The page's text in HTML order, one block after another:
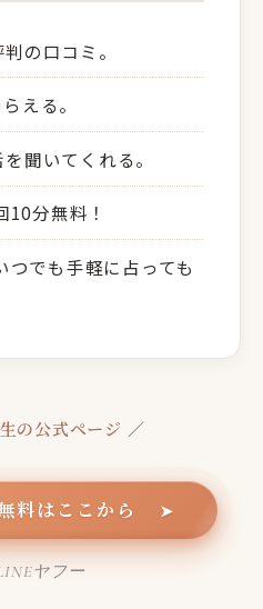
の口コミ。
える。
聞いてくれる。
分無料！
つでも手軽に占っても
の公式ページ ／
料はここから ➤
ヤフー